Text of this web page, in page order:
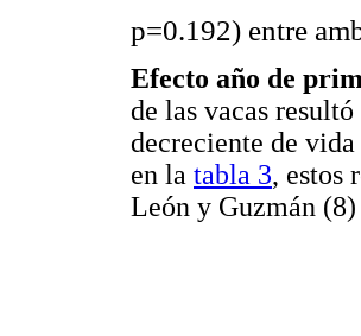
p=0.192) entre
Efecto año de
de las vacas
decreciente de
en la tabla 3, estos
León y Guzmán